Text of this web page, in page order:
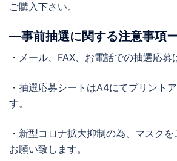
ご購入下さい。
―事前抽選に関する注意事項
・メール、FAX、お電話での抽選応募
・抽選応募シートはA4にてプリント
す。
・新型コロナ拡大抑制の為、マスク
お願い致します。